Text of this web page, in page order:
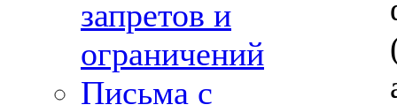
запретов и
ограничений
Письма с